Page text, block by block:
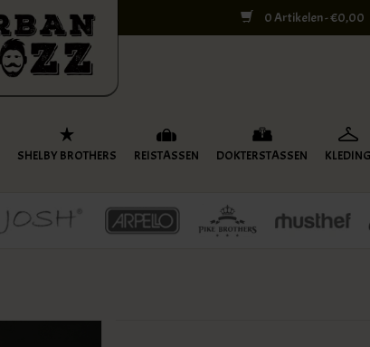
0 Artikelen - €0,00
SHELBY BROTHERS REISTASSEN DOKTERSTASSEN KLEDING